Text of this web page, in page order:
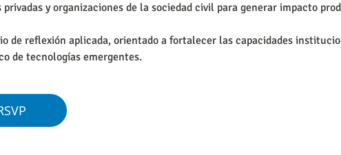
privadas y organizaciones de la sociedad civil para generar impacto
de reflexión aplicada, orientado a fortalecer las capacidades
de tecnologías emergentes.